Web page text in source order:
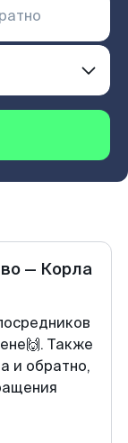
— Корла
Также
и обратно,